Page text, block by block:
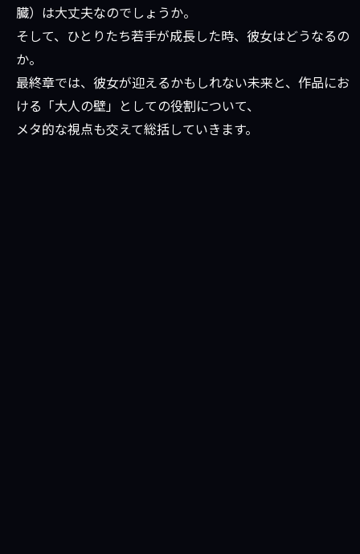
臓）は大丈夫なのでしょうか。
そして、ひとりたち若手が成長した時、彼女はどうなるの
か。
最終章では、彼女が迎えるかもしれない未来と、作品にお
ける「大人の壁」としての役割について、
メタ的な視点も交えて総括していきます。